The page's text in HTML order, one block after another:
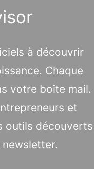
à découvrir
Chaque
votre boîte mail.
et
outils découverts